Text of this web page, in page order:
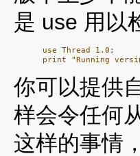
是 use 用以
use Thread 1.0;
你可以提供
样会令任何
这样的事情